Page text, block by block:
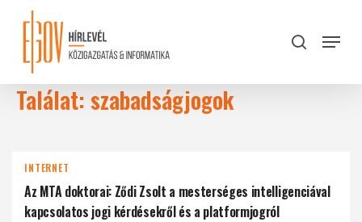
content
search
Menu
Találat: szabadságjogok
INTERNET
Az MTA doktorai: Ződi Zsolt a mesterséges intelligenciával
kapcsolatos jogi kérdésekről és a platformjogról
Close